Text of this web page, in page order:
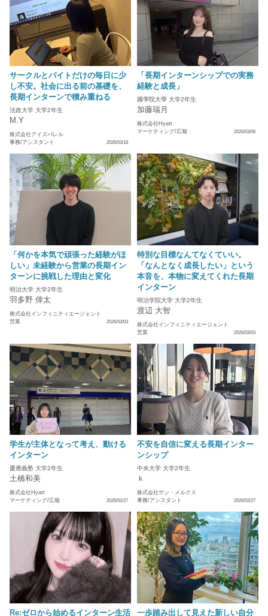
サークルとバイトだけの毎日に少
し不安。社会に出る前の基礎を、
長期インターンで積み重ねる
法政大学 大学2年生
M.Y
株式会社アイズバレル
事務/アシスタント
2026/03/18
「長期インターンシップでの実務
経験と成長」
國學院大學 大学2年生
加藤瑞月
株式会社Hyatt
マーケティング/広報
2026/03/06
「何かを本気で頑張った経験がほ
しい」未経験から営業の長期イン
ターンに挑戦した理由と変化
明治大学 大学2年生
羽多野 倖太
株式会社インフィニティエージェント
営業
2026/03/03
特別な目標なんてなくていい。
「なんとなく成長したい」という
本音を、本物に変えてくれた長期
インターン
明治学院大学 大学2年生
渡辺 大智
株式会社インフィニティエージェント
営業
2026/03/03
学生が主体となって考え、動ける
インターン
慶應義塾 大学2年生
土橋和美
株式会社Hyatt
マーケティング/広報
2026/02/27
不安を自信に変える長期インター
ンシップ
中央大学 大学2年生
ｋ
株式会社サン・メルクス
事務/アシスタント
2026/02/27
Re:ゼロから始めるインターン生活 一歩踏み出して見えた新しい自分